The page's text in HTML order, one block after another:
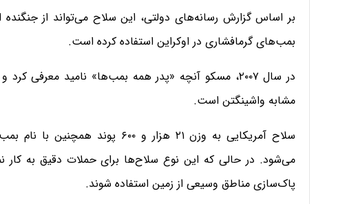
بمب‌های گرمافشاری در اوکراین استفاده کرده است.
در سال ۲۰۰۷، مسکو آنچه «پدر همه بمب‌ها» نامید معرفی
مشابه واشینگتن است.
می‌شود. در حالی‌ که این نوع سلاح‌ها برای حملات دقیق به کار
پاک‌سازی مناطق وسیعی از زمین استفاده شوند.